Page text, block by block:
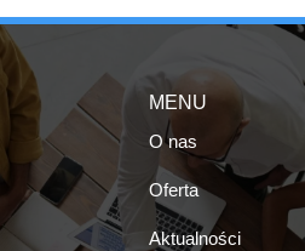
MENU
O nas
Oferta
Aktualności